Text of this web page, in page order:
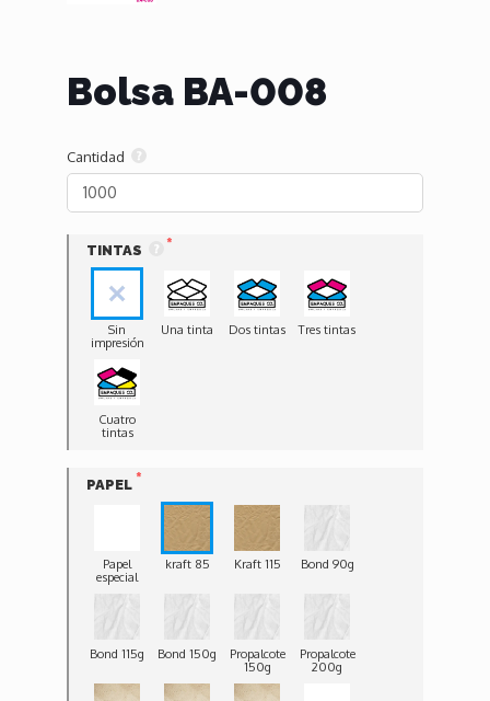
Bolsa BA-008
Cantidad
TINTAS
Sin
impresión
Una tinta Dos tintas Tres tintas
Cuatro
tintas
PAPEL
Papel
especial
kraft 85 Kraft 115 Bond 90g
Bond 115g Bond 150g
Propalcote
150g
Propalcote
200g